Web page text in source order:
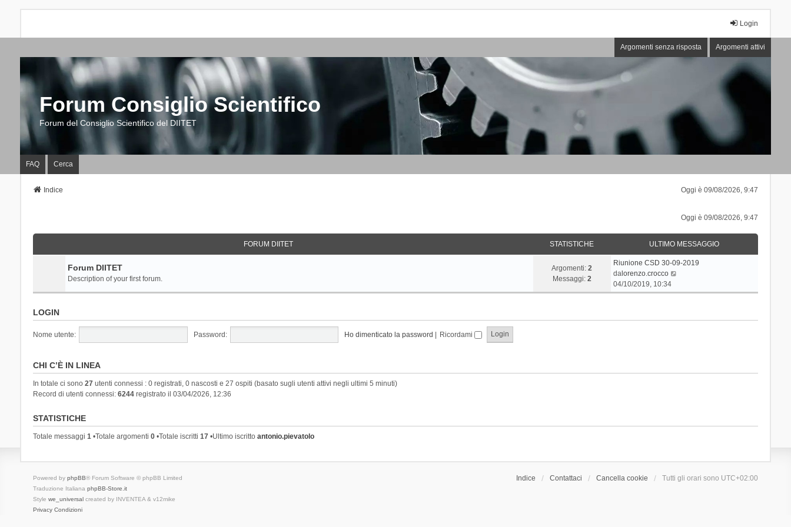
Login
Argomenti senza risposta Argomenti attivi
Forum Consiglio Scientifico
Forum del Consiglio Scientifico del DIITET
FAQ Cerca
Oggi è 09/08/2026, 9:47
Indice
Oggi è 09/08/2026, 9:47
FORUM DIITET STATISTICHE ULTIMO MESSAGGIO
Forum DIITET
Description of your first forum.
Argomenti:2
Messaggi: 2
Riunione CSD 30-09-2019
dalorenzo.crocco
d
o
04/10/2019, 10:34
LOGIN
Nome utente: Password: Ho dimenticato la password | Ricordami
CHI C’È IN LINEA
In totale ci sono 27utenti connessi : 0 registrati, 0 nascosti e 27 ospiti (basato sugli utenti attivi negli ultimi 5 minuti)
Record di utenti connessi: 6244registrato il 03/04/2026, 12:36
STATISTICHE
Totale messaggi 1•Totale argomenti 0•Totale iscritti 17•Ultimo iscritto antonio.pievatolo
Indice Contattaci Cancella cookie Tutti gli orari sono UTC+02:00
Powered by phpBB® Forum Software © phpBB Limited
Traduzione Italiana phpBB-Store.it
Style we_universalcreated by INVENTEA & v12mike
Privacy Condizioni